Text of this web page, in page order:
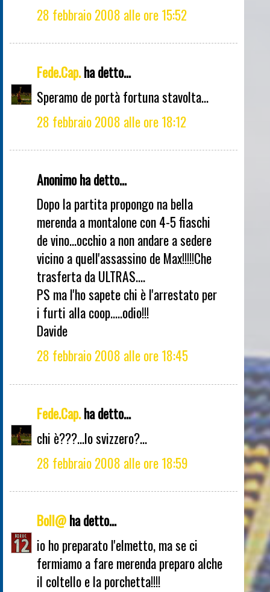
28 febbraio 2008 alle ore 15:52
Fede.Cap.ha detto...
Speramo de portà fortuna stavolta...
28 febbraio 2008 alle ore 18:12
Anonimo ha detto...
Dopo la partita propongo na bella
merenda a montalone con 4-5 fiaschi
de vino...occhio a non andare a sedere
vicino a quell'assassino de Max!!!!!Che
trasferta da ULTRAS....
PS ma l'ho sapete chi è l'arrestato per
i furti alla coop.....odio!!!
Davide
28 febbraio 2008 alle ore 18:45
Fede.Cap.ha detto...
chi è???...lo svizzero?...
28 febbraio 2008 alle ore 18:59
Boll@ha detto...
io ho preparato l'elmetto, ma se ci
fermiamo a fare merenda preparo alche
il coltello e la porchetta!!!!